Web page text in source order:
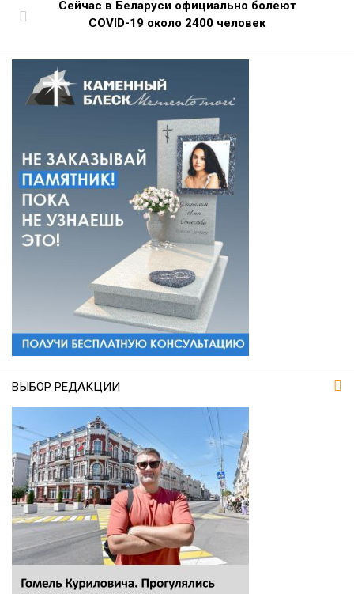
Сейчас в Беларуси официально болеют
COVID-19 около 2400 человек
ВЫБОР РЕДАКЦИИ